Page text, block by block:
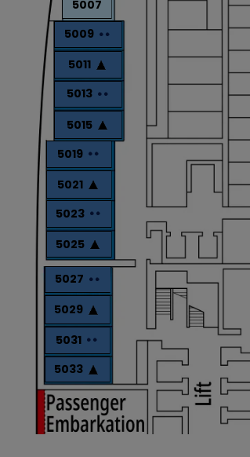
5007
5009
5011
5013
5015
5019
5021
5023
5025
5027
5029
5031
5033